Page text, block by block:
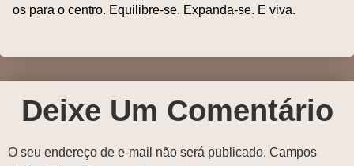
os para o centro. Equilibre-se. Expanda-se. E viva.
Deixe Um Comentário
O seu endereço de e-mail não será publicado. Campos